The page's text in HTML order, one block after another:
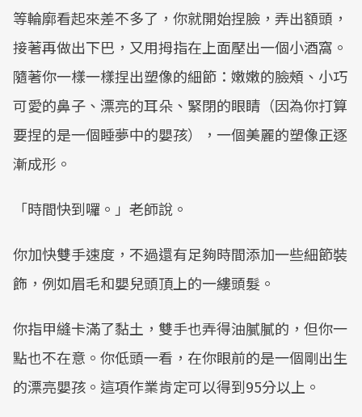
等輪廓看起來差不多了，你就開始捏臉，弄出額頭，
接著再做出下巴，又用拇指在上面壓出一個小酒窩。
隨著你一樣一樣捏出塑像的細節：嫩嫩的臉頰、小巧
可愛的鼻子、漂亮的耳朵、緊閉的眼睛（因為你打算
要捏的是一個睡夢中的嬰孩），一個美麗的塑像正逐
漸成形。
「時間快到囉。」老師說。
你加快雙手速度，不過還有足夠時間添加一些細節裝
飾，例如眉毛和嬰兒頭頂上的一縷頭髮。
你指甲縫卡滿了黏土，雙手也弄得油膩膩的，但你一
點也不在意。你低頭一看，在你眼前的是一個剛出生
的漂亮嬰孩。這項作業肯定可以得到95分以上。